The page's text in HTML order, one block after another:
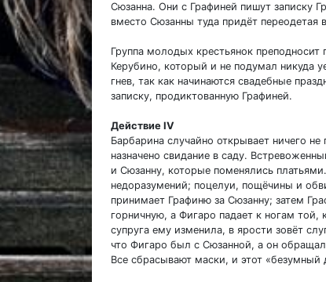
Сюзанна. Они с Графиней пишут записку
вместо Сюзанны туда придёт переодетая
Группа молодых крестьянок
Керубино, который и не подумал никуда
гнев, так как начинаются свадебные
записку, продиктованную Графиней.
Действие IV
Барбарина случайно открывает ничего
назначено свидание в саду.
и Сюзанну, которые поменялись
недоразумений; поцелуи, пощёчины и
принимает Графиню за Сюзанну; затем
горничную, а Фигаро падает к ногам той,
супруга ему изменила, в ярости зовёт
что Фигаро был с Сюзанной, а он
Все сбрасывают маски, и этот